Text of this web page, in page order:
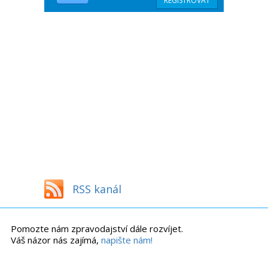
RSS kanál
Pomozte nám zpravodajství dále rozvíjet.
Váš názor nás zajímá, napište nám!